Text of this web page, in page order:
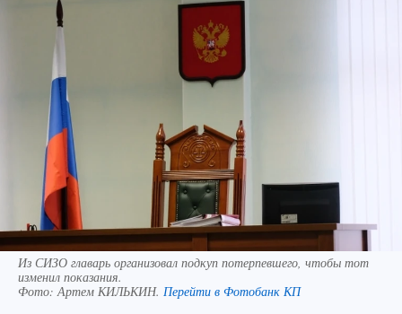
Из СИЗО главарь организовал подкуп потерпевшего, чтобы тот
изменил показания.
Фото:Артем КИЛЬКИН. Перейти в Фотобанк КП